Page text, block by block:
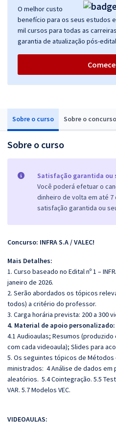
Sobre o curso Sobre o concurso
Sobre o curso
Satisfação garantida ou
Você poderá efetuar o
dinheiro de volta em até 7
satisfação garantida ou
Concurso: INFRA S.A / VALEC!
Mais Detalhes:
1. Curso baseado no Edital nº 1 –
janeiro de 2026.
2. Serão abordados os tópicos
todos) a critério do professor.
3. Carga horária prevista: 200 a 300
4. Material de apoio personalizado:
4.1 Audioaulas; Resumos
com cada videoaula); Slides para
5. Os seguintes tópicos de
ministrados: 4 Análise de dados em
aleatórios. 5.4 Cointegração. 5.5
VAR. 5.7 Modelos VEC.
VIDEOAULAS:
O melhor custo
benefício para os seus estudos
mil cursos para todas as
garantia de atualização pós-